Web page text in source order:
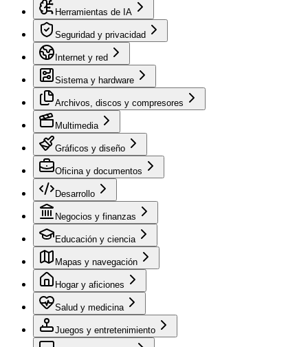
Herramientas de IA
Seguridad y privacidad
Internet y red
Sistema y hardware
Archivos, discos y compresores
Multimedia
Gráficos y diseño
Oficina y documentos
Desarrollo
Negocios y finanzas
Educación y ciencia
Mapas y navegación
Hogar y aficiones
Salud y medicina
Juegos y entretenimiento